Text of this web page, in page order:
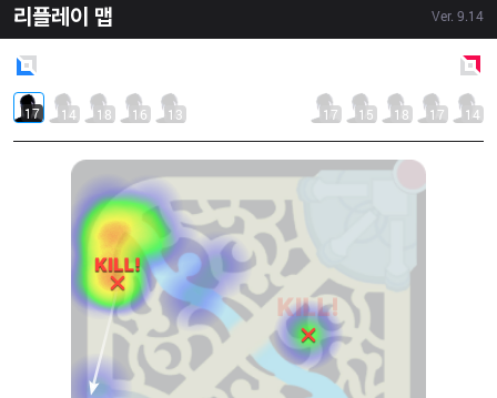
리플레이 맵 Ver. 9.14
17 14 18 16 13 17 15 18 17 14